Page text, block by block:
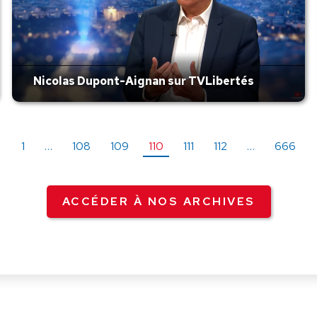
Nicolas Dupont-Aignan sur TVLibertés
1 … 108 109 110 111 112 … 666
ACCÉDER À NOS ARCHIVES